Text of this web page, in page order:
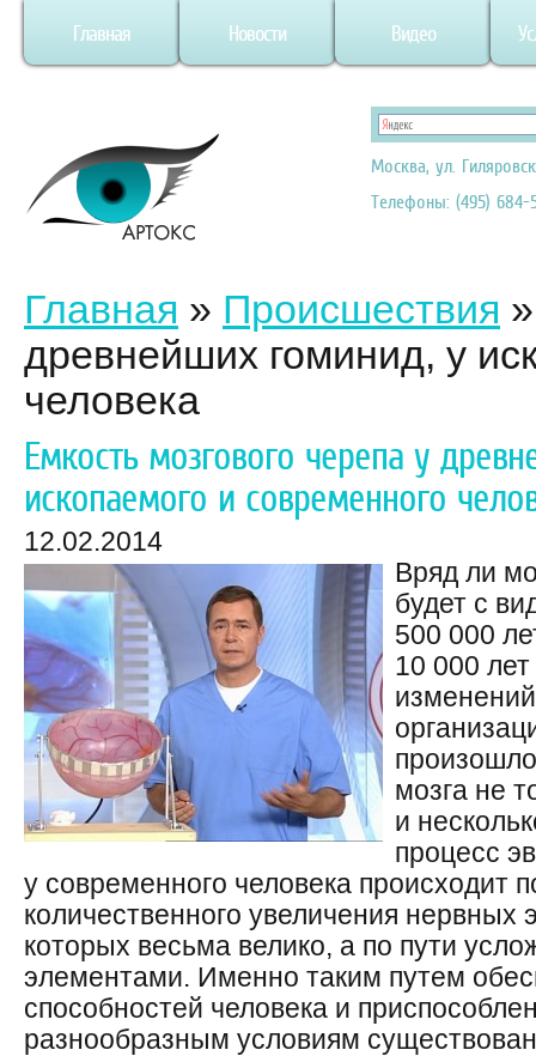
Главная Новости Видео
Москва, ул.
Телефоны: (495) 684-
Главная » Происшествия
древнейших гоминид, у
человека
Емкость мозгового черепа у
ископаемого и современного
12.02.2014
Вряд ли
будет с
500 000
10 000
мозга не
и
процесс
у современного человека происходит
количественного увеличения нервных
которых весьма велико, а по пути
элементами. Именно таким путем
способностей человека и
разнообразным условиям